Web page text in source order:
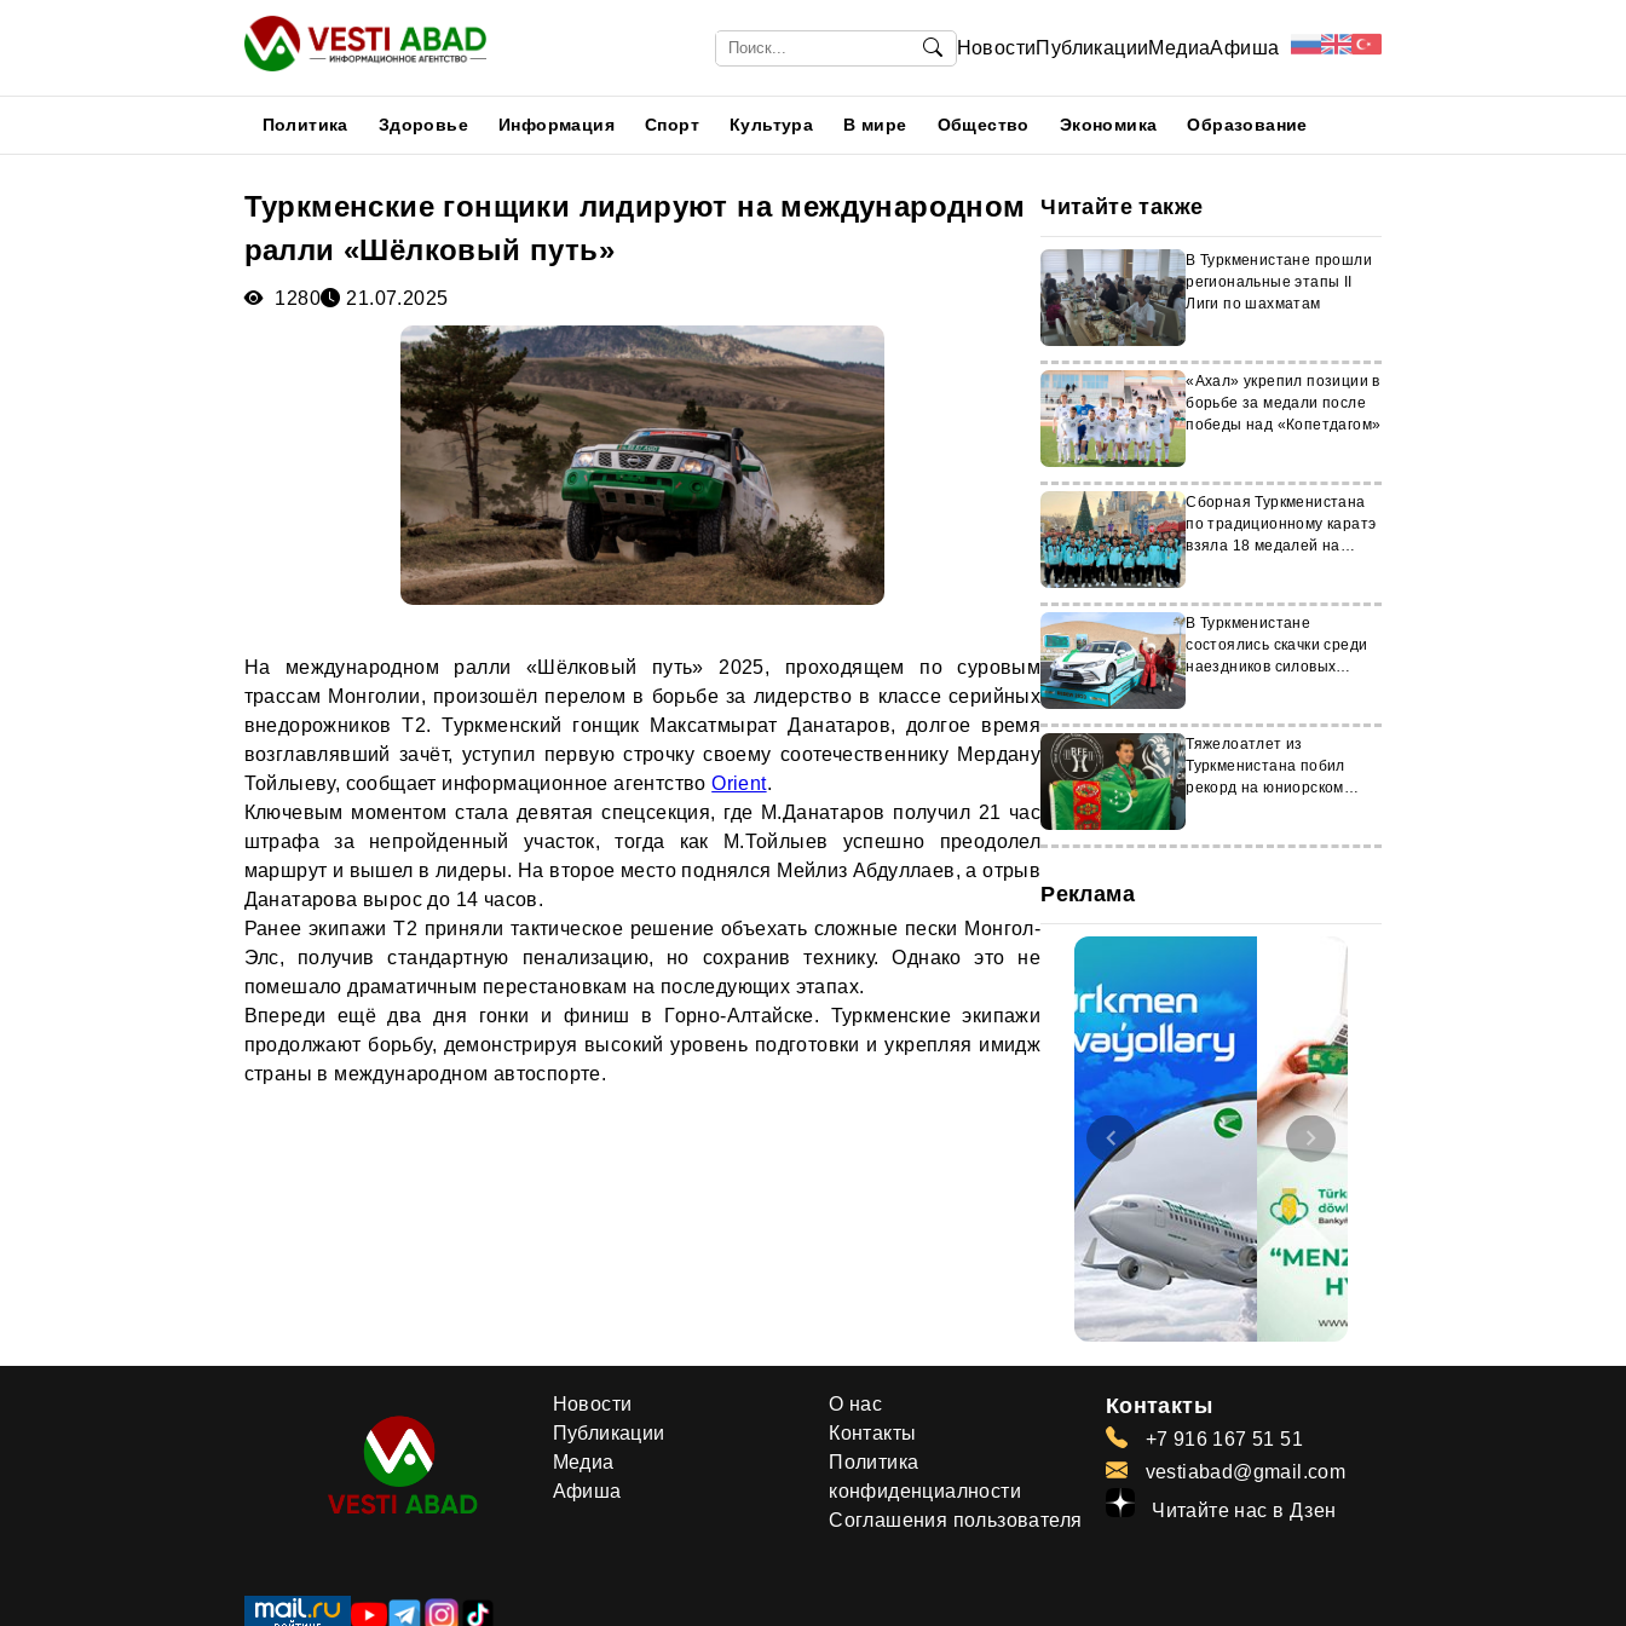
НовостиПубликацииМедиаАфиша
Политика Здоровье Информация Спорт Культура В мире Общество Экономика Образование
Туркменские гонщики лидируют на международном
ралли «Шёлковый путь»
1280 21.07.2025
На международном ралли «Шёлковый путь» 2025, проходящем по суровым
трассам Монголии, произошёл перелом в борьбе за лидерство в классе серийных
внедорожников Т2. Туркменский гонщик Максатмырат Данатаров, долгое время
возглавлявший зачёт, уступил первую строчку своему соотечественнику Мердану
Тойлыеву, сообщает информационное агентствоOrient.
Ключевым моментом стала девятая спецсекция, где М.Данатаров получил 21 час
штрафа за непройденный участок, тогда как М.Тойлыев успешно преодолел
маршрут и вышел в лидеры. На второе место поднялся Мейлиз Абдуллаев, а отрыв
Данатарова вырос до 14 часов.
Ранее экипажи Т2 приняли тактическое решение объехать сложные пески Монгол-
Элс, получив стандартную пенализацию, но сохранив технику. Однако это не
помешало драматичным перестановкам на последующих этапах.
Впереди ещё два дня гонки и финиш в Горно-Алтайске. Туркменские экипажи
продолжают борьбу, демонстрируя высокий уровень подготовки и укрепляя имидж
страны в международном автоспорте.
Читайте также
В Туркменистане прошли
региональные этапы II
Лиги по шахматам
«Ахал» укрепил позиции в
борьбе за медали после
победы над «Копетдагом»
Сборная Туркменистана
по традиционному каратэ
взяла 18 медалей на
В Туркменистане
состоялись скачки среди
наездников силовых
Тяжелоатлет из
Туркменистана побил
рекорд на юниорском
Реклама
Новости
Публикации
Медиа
Афиша
О нас
Контакты
Политика
конфиденциалности
Соглашения пользователя
Контакты
+7 916 167 51 51
vestiabad@gmail.com
Читайте нас в Дзен